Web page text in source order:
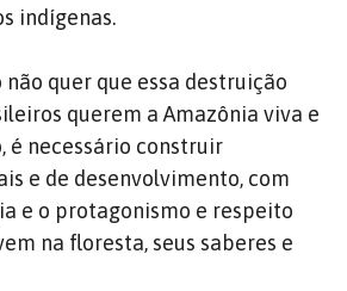
indígenas.
quer que essa destruição
querem a Amazônia viva e
é necessário construir
e de desenvolvimento, com
e o protagonismo e respeito
na floresta, seus saberes e